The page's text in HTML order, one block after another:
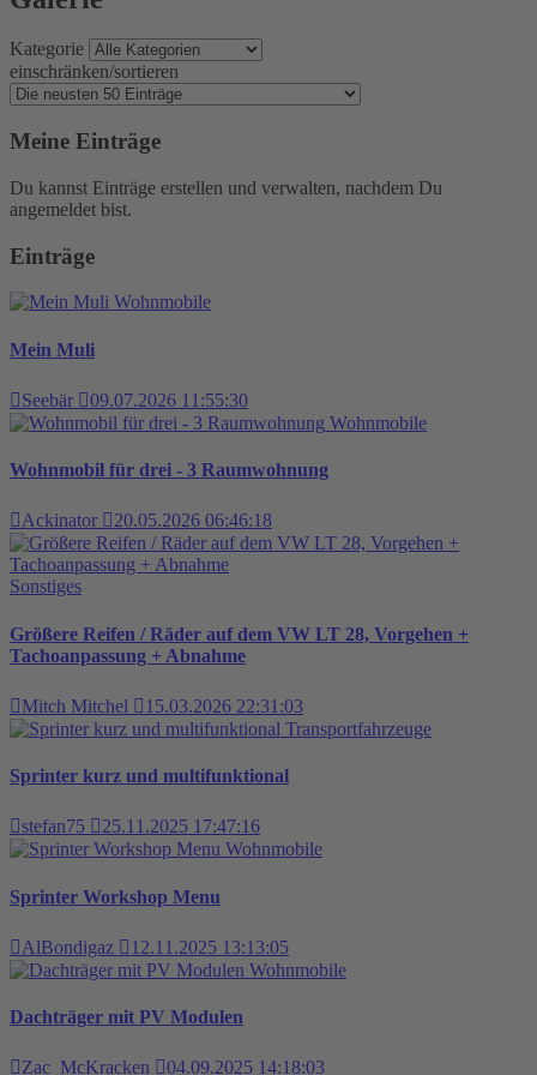
Kategorie
einschränken/sortieren
Meine Einträge
Du kannst Einträge erstellen und verwalten, nachdem Du
angemeldet bist.
Einträge
Wohnmobile
Mein Muli
Seebär
09.07.2026 11:55:30
Wohnmobile
Wohnmobil für drei - 3 Raumwohnung
Ackinator 20.05.2026 06:46:18
Sonstiges
Größere Reifen / Räder auf dem VW LT 28, Vorgehen +
Tachoanpassung + Abnahme
Mitch Mitchel
15.03.2026 22:31:03
Transportfahrzeuge
Sprinter kurz und multifunktional
stefan75
25.11.2025 17:47:16
Wohnmobile
Sprinter Workshop Menu
AlBondigaz
12.11.2025 13:13:05
Wohnmobile
Dachträger mit PV Modulen
Zac_McKracken 04.09.2025 14:18:03